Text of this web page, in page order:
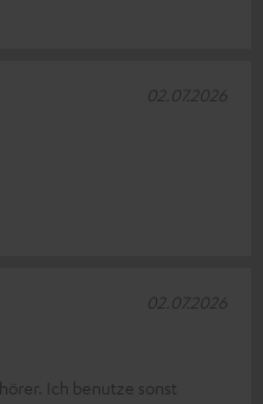
02.07.2026
Ich benutze sonst
02.07.2026